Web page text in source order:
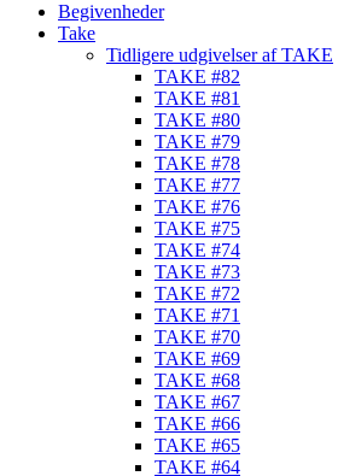
Begivenheder
Take
Tidligere udgivelser af TAKE
TAKE #82
TAKE #81
TAKE #80
TAKE #79
TAKE #78
TAKE #77
TAKE #76
TAKE #75
TAKE #74
TAKE #73
TAKE #72
TAKE #71
TAKE #70
TAKE #69
TAKE #68
TAKE #67
TAKE #66
TAKE #65
TAKE #64